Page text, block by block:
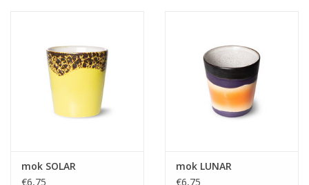
mok SOLAR
€6,75
mok LUNAR
€6,75